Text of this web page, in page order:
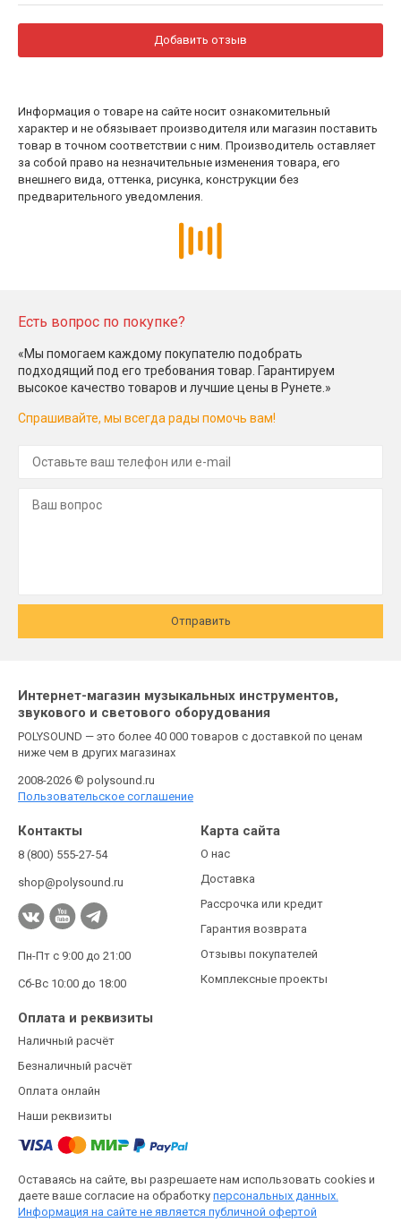
Добавить отзыв
Информация о товаре на сайте носит ознакомительный
характер и не обязывает производителя или магазин поставить
товар в точном соответствии с ним. Производитель оставляет
за собой право на незначительные изменения товара, его
внешнего вида, оттенка, рисунка, конструкции без
предварительного уведомления.
Есть вопрос по покупке?
«Мы помогаем каждому покупателю подобрать
подходящий под его требования товар. Гарантируем
высокое качество товаров и лучшие цены в Рунете.»
Спрашивайте, мы всегда рады помочь вам!
Отправить
Интернет-магазин музыкальных инструментов,
звукового и светового оборудования
POLYSOUND — это более 40 000 товаров с доставкой по ценам
ниже чем в других магазинах
2008-2026 © polysound.ru
Пользовательское соглашение
Контакты
8 (800) 555-27-54
shop@polysound.ru
Пн-Пт с 9:00 до 21:00
Сб-Вс 10:00 до 18:00
Карта сайта
О нас
Доставка
Рассрочка или кредит
Гарантия возврата
Отзывы покупателей
Комплексные проекты
Оплата и реквизиты
Наличный расчёт
Безналичный расчёт
Оплата онлайн
Наши реквизиты
Оставаясь на сайте, вы разрешаете нам использовать cookies и
даете ваше согласие на обработку персональных данных.
Информация на сайте не является публичной офертой